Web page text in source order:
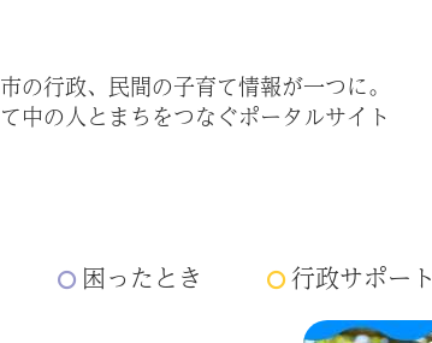
の行政、民間の子育て情報が一つに。
中の人とまちをつなぐポータルサイト
困ったとき 行政サポート